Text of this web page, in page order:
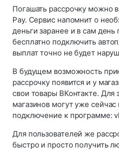
Погашать рассрочку можно
Pay. Сервис напомнит о
деньги заранее и в сам
бесплатно подключить
выплат точно не будет
В будущем возможность
рассрочку появится и у
свои товары ВКонтакте. Для
магазинов могут уже сейчас
подключение к программе:
Для пользователей же
быстро и просто получить